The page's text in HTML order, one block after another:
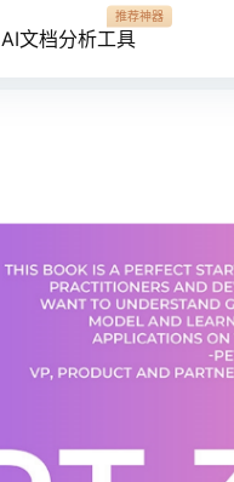
AI文档分析工具
推荐神器